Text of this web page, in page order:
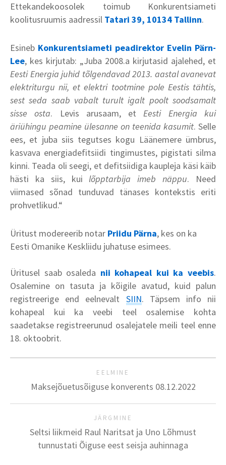
Ettekandekoosolek toimub
Konkurentsiameti
koolitusruumis aadressil Tatari 39, 10134 Tallinn.
Esineb Konkurentsiameti peadirektor Evelin Pärn-
Lee, kes kirjutab: „Juba 2008.a kirjutasid ajalehed, et
Eesti Energia juhid tõlgendavad 2013. aastal avanevat
elektriturgu nii, et elektri tootmine pole Eestis tähtis,
sest seda saab vabalt turult igalt poolt soodsamalt
sisse osta. Levis arusaam, etEesti Energia kui
äriühingu peamine ülesanne on teenida kasumit. Selle
ees, et juba siis tegutses kogu Läänemere ümbrus,
kasvava energiadefitsiidi tingimustes, pigistati silma
kinni. Teada oli seegi, et defitsiidiga kaupleja käsi käib
hästi ka siis, kui lõpptarbija imeb näppu. Need
viimased sõnad tunduvad tänases kontekstis eriti
prohvetlikud.“
Üritust modereerib notar Priidu Pärna, kes on ka
Eesti Omanike Keskliidu juhatuse esimees.
Üritusel saab osaleda nii kohapeal kui ka veebis.
Osalemine on tasuta ja kõigile avatud, kuid palun
registreerige end eelnevalt SIIN. Täpsem info nii
kohapeal kui ka veebi teel osalemise kohta
saadetakse registreerunud osalejatele meili teel enne
18. oktoobrit.
EELMINE
Maksejõuetusõiguse konverents 08.12.2022
JÄRGMINE
Seltsi liikmeid Raul Naritsat ja Uno Lõhmust
tunnustati Õiguse eest seisja auhinnaga